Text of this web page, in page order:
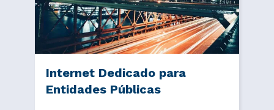
Internet Dedicado para
Entidades Públicas